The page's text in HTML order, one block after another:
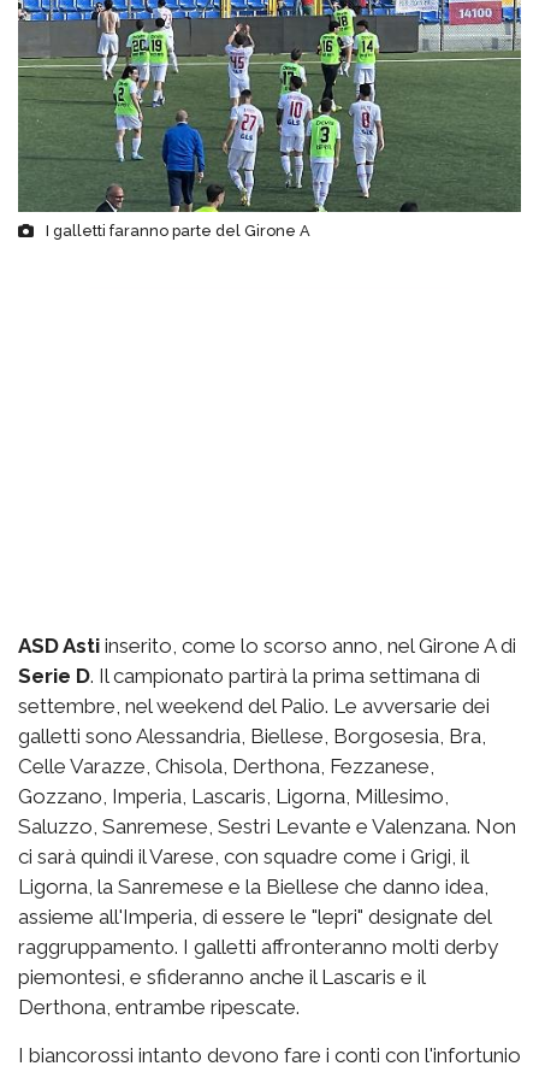
I galletti faranno parte del Girone A
ASD Asti inserito, come lo scorso anno, nel Girone A di
Serie D. Il campionato partirà la prima settimana di
settembre, nel weekend del Palio. Le avversarie dei
galletti sono Alessandria, Biellese, Borgosesia, Bra,
Celle Varazze, Chisola, Derthona, Fezzanese,
Gozzano, Imperia, Lascaris, Ligorna, Millesimo,
Saluzzo, Sanremese, Sestri Levante e Valenzana. Non
ci sarà quindi il Varese, con squadre come i Grigi, il
Ligorna, la Sanremese e la Biellese che danno idea,
assieme all'Imperia, di essere le "lepri" designate del
raggruppamento. I galletti affronteranno molti derby
piemontesi, e sfideranno anche il Lascaris e il
Derthona, entrambe ripescate.
I biancorossi intanto devono fare i conti con l'infortunio